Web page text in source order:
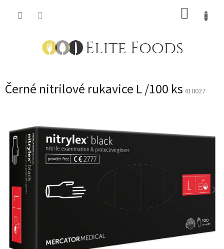
Černé nitrilové rukavice L /100 ks 410027